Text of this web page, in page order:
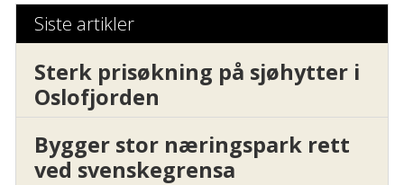
Siste artikler
Sterk prisøkning på sjøhytter i
Oslofjorden
Bygger stor næringspark rett
ved svenskegrensa